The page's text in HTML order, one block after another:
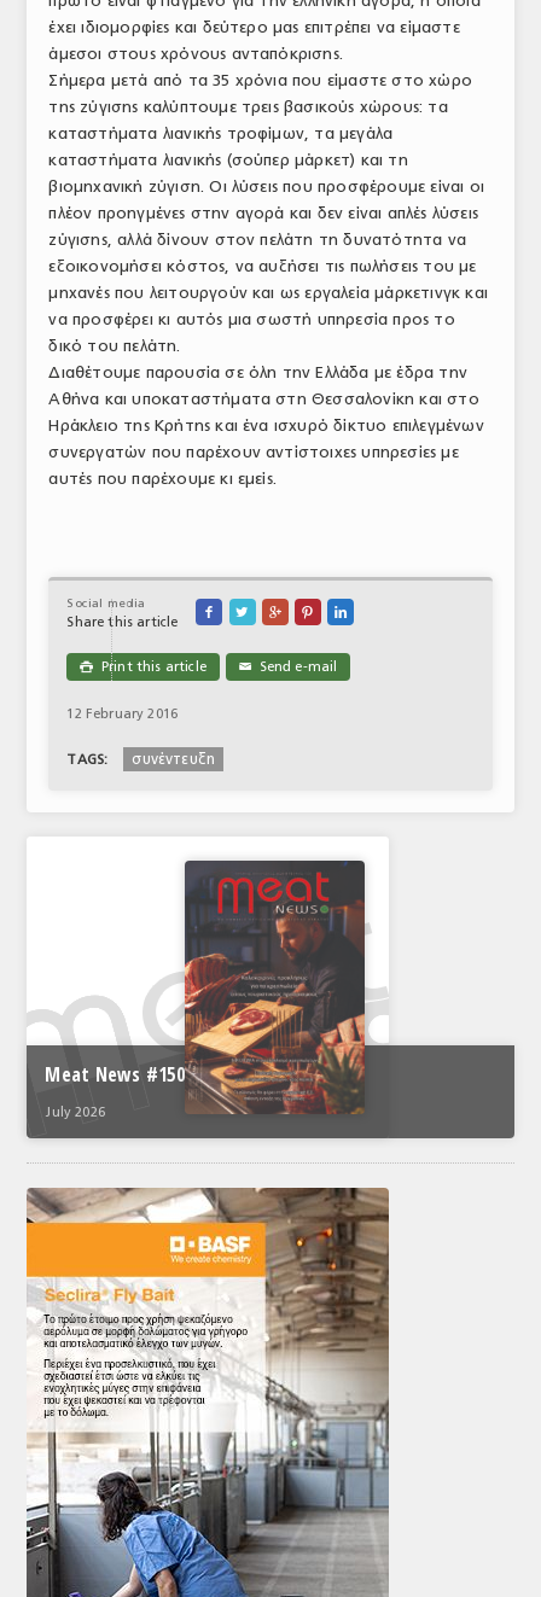
έχει ιδιομορφίες και δεύτερο μας επιτρέπει να είμαστε
άμεσοι στους χρόνους ανταπόκρισης.
Σήμερα μετά από τα 35 χρόνια που είμαστε στο χώρο
της ζύγισης καλύπτουμε τρεις βασικούς χώρους: τα
καταστήματα λιανικής τροφίμων, τα μεγάλα
καταστήματα λιανικής (σούπερ μάρκετ) και τη
βιομηχανική ζύγιση. Οι λύσεις που προσφέρουμε είναι οι
πλέον προηγμένες στην αγορά και δεν είναι απλές λύσεις
ζύγισης, αλλά δίνουν στον πελάτη τη δυνατότητα να
εξοικονομήσει κόστος, να αυξήσει τις πωλήσεις του με
μηχανές που λειτουργούν και ως εργαλεία μάρκετινγκ και
να προσφέρει κι αυτός μια σωστή υπηρεσία προς το
δικό του πελάτη.
Διαθέτουμε παρουσία σε όλη την Ελλάδα με έδρα την
Αθήνα και υποκαταστήματα στη Θεσσαλονίκη και στο
Ηράκλειο της Κρήτης και ένα ισχυρό δίκτυο επιλεγμένων
συνεργατών που παρέχουν αντίστοιχες υπηρεσίες με
αυτές που παρέχουμε κι εμείς.
Social media
Share this article
    
 Print this article ✉ Send e-mail
12 February 2016
TAGS: συνέντευξη
Meat News #150
July 2026